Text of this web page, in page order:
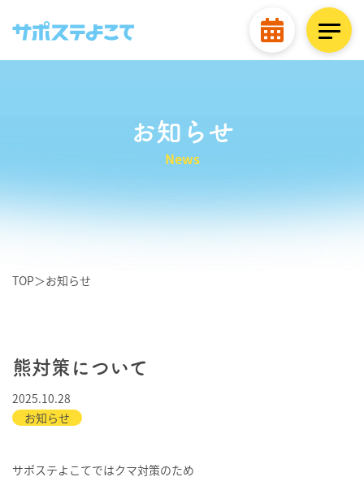
お知らせ
News
TOP＞お知らせ
熊対策について
2025.10.28
お知らせ
サポステよこてではクマ対策のため